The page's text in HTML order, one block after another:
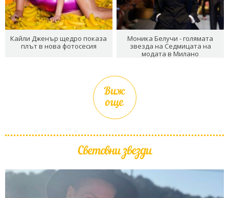
Кайли Дженър щедро показа
плът в нова фотосесия
Моника Белучи - голямата
звезда на Седмицата на
модата в Милано
Виж
още
Световни звезди